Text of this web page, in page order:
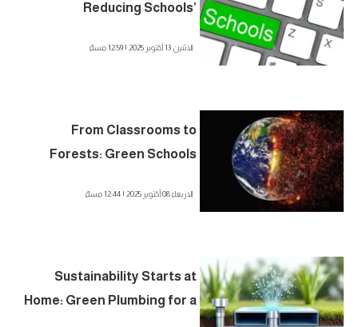
Reducing Schools’
الاثنين 13 أكتوبر 2025 | 12:59 مساءً
From Classrooms to
Forests: Green Schools
الاربعاء 08 أكتوبر 2025 | 12:44 مساءً
Sustainability Starts at
Home: Green Plumbing for a